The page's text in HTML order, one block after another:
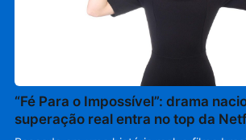
“Fé Para o Impossível”: drama
superação real entra no top da